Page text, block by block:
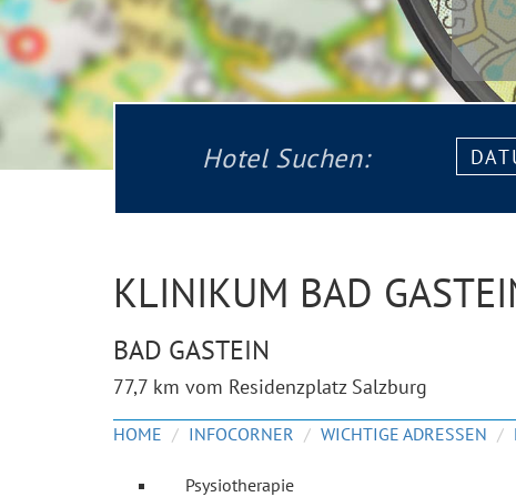
Hotel Suchen:
Datum
von:
KLINIKUM BAD
BAD GASTEIN
77,7 km vom Residenzplatz Salzburg
HOME INFOCORNER WICHTIGE ADRESSEN
Psysiotherapie